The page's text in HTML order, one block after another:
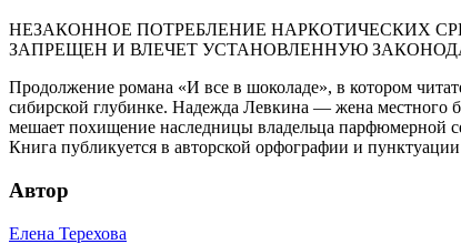
НЕЗАКОННОЕ ПОТРЕБЛЕНИЕ НАРКОТИЧЕСКИХ
ЗАПРЕЩЕН И ВЛЕЧЕТ УСТАНОВЛЕННУЮ
Продолжение романа «И все в шоколаде», в котором
сибирской глубинке. Надежда Левкина — жена местного
мешает похищение наследницы владельца парфюмерной
Книга публикуется в авторской орфографии и пунктуации
Автор
Елена Терехова